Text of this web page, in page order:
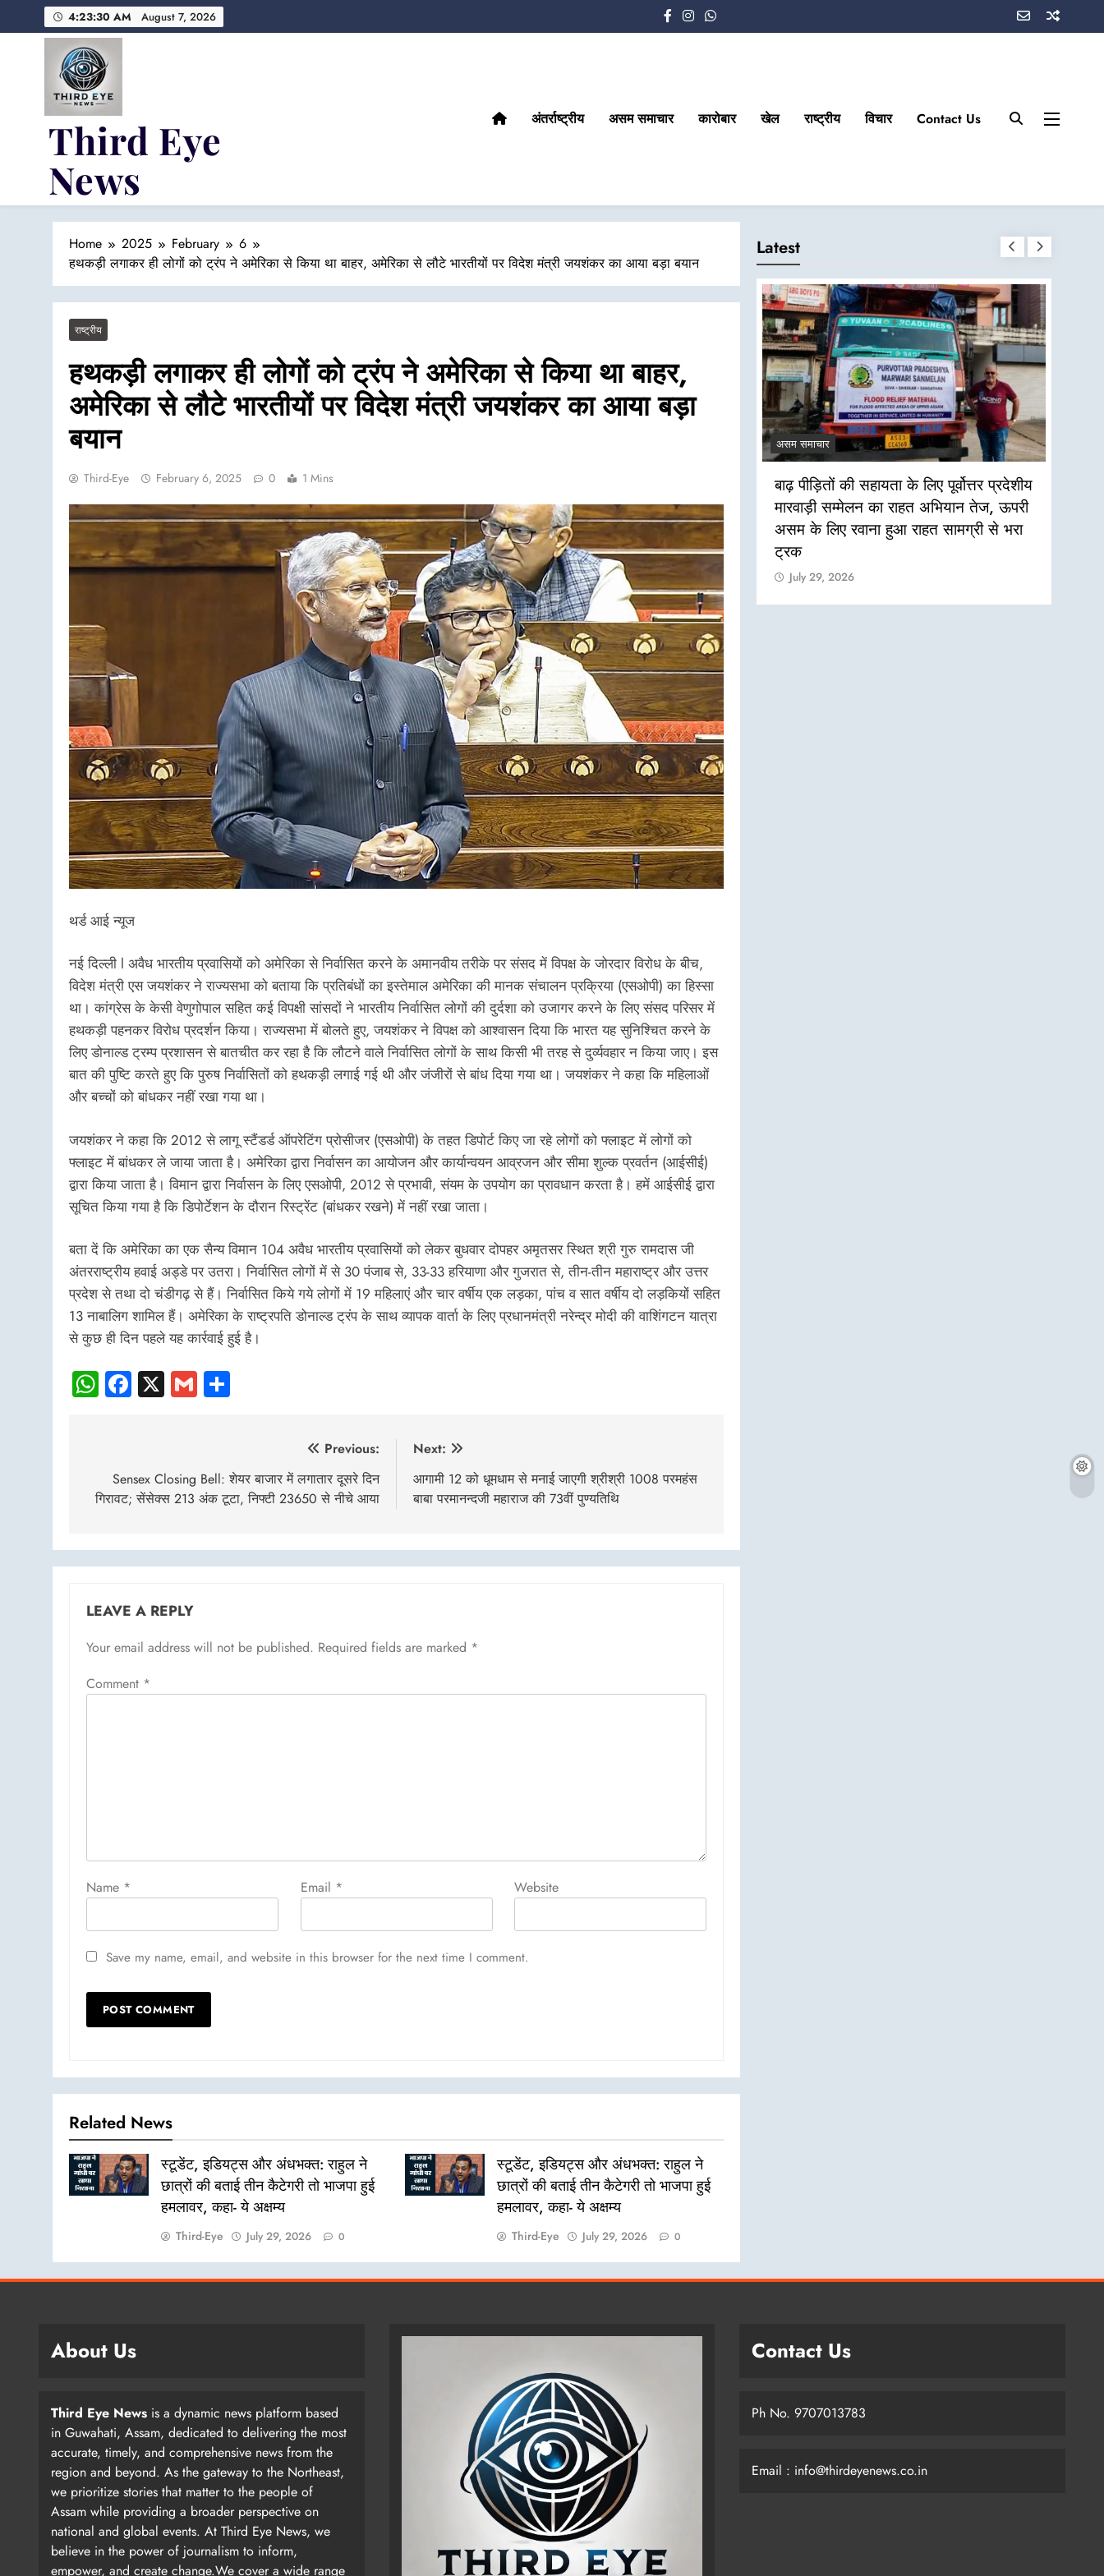
to
4:23:31 AM August 7, 2026
Third Eye
News
अंतर्राष्ट्रीय असम समाचार कारोबार खेल राष्ट्रीय विचार Contact Us
Home 2025 February
6
हथकड़ी लगाकर ही लोगों को ट्रंप ने अमेरिका से किया था बाहर, अमेरिका से लौटे भारतीयों पर विदेश मंत्री जयशंकर का आया बड़ा बयान
राष्ट्रीय
हथकड़ी लगाकर ही लोगों को ट्रंप ने अमेरिका से किया था बाहर,
अमेरिका से लौटे भारतीयों पर विदेश मंत्री जयशंकर का आया बड़ा
बयान
Third-Eye February 6, 2025 0 1 Mins
थर्ड आई न्यूज
नई दिल्ली l अवैध भारतीय प्रवासियों को अमेरिका से निर्वासित करने के अमानवीय तरीके पर संसद में विपक्ष के जोरदार विरोध के बीच,
विदेश मंत्री एस जयशंकर ने राज्यसभा को बताया कि प्रतिबंधों का इस्तेमाल अमेरिका की मानक संचालन प्रक्रिया (एसओपी) का हिस्सा
था। कांग्रेस के केसी वेणुगोपाल सहित कई विपक्षी सांसदों ने भारतीय निर्वासित लोगों की दुर्दशा को उजागर करने के लिए संसद परिसर में
हथकड़ी पहनकर विरोध प्रदर्शन किया। राज्यसभा में बोलते हुए, जयशंकर ने विपक्ष को आश्वासन दिया कि भारत यह सुनिश्चित करने के
लिए डोनाल्ड ट्रम्प प्रशासन से बातचीत कर रहा है कि लौटने वाले निर्वासित लोगों के साथ किसी भी तरह से दुर्व्यवहार न किया जाए। इस
बात की पुष्टि करते हुए कि पुरुष निर्वासितों को हथकड़ी लगाई गई थी और जंजीरों से बांध दिया गया था। जयशंकर ने कहा कि महिलाओं
और बच्चों को बांधकर नहीं रखा गया था।
जयशंकर ने कहा कि 2012 से लागू स्टैंडर्ड ऑपरेटिंग प्रोसीजर (एसओपी) के तहत डिपोर्ट किए जा रहे लोगों को फ्लाइट में लोगों को
फ्लाइट में बांधकर ले जाया जाता है। अमेरिका द्वारा निर्वासन का आयोजन और कार्यान्वयन आव्रजन और सीमा शुल्क प्रवर्तन (आईसीई)
द्वारा किया जाता है। विमान द्वारा निर्वासन के लिए एसओपी, 2012 से प्रभावी, संयम के उपयोग का प्रावधान करता है। हमें आईसीई द्वारा
सूचित किया गया है कि डिपोर्टेशन के दौरान रिस्ट्रेंट (बांधकर रखने) में नहीं रखा जाता।
बता दें कि अमेरिका का एक सैन्य विमान 104 अवैध भारतीय प्रवासियों को लेकर बुधवार दोपहर अमृतसर स्थित श्री गुरु रामदास जी
अंतरराष्ट्रीय हवाई अड्डे पर उतरा। निर्वासित लोगों में से 30 पंजाब से, 33-33 हरियाणा और गुजरात से, तीन-तीन महाराष्ट्र और उत्तर
प्रदेश से तथा दो चंडीगढ़ से हैं। निर्वासित किये गये लोगों में 19 महिलाएं और चार वर्षीय एक लड़का, पांच व सात वर्षीय दो लड़कियों सहित
13 नाबालिग शामिल हैं। अमेरिका के राष्ट्रपति डोनाल्ड ट्रंप के साथ व्यापक वार्ता के लिए प्रधानमंत्री नरेन्द्र मोदी की वाशिंगटन यात्रा
से कुछ ही दिन पहले यह कार्रवाई हुई है।
WhatsApp
Facebook
X Gmail
navigation
Previous:
Sensex Closing Bell: शेयर बाजार में लगातार दूसरे दिन
गिरावट; सेंसेक्स 213 अंक टूटा, निफ्टी 23650 से नीचे आया
Next:
आगामी 12 को धूमधाम से मनाई जाएगी श्रीश्री 1008 परमहंस
बाबा परमानन्दजी महाराज की 73वीं पुण्यतिथि
LEAVE A REPLY
Your email address will not be published. Required fields are marked *
Comment *
Name * Email * Website
Save my name, email, and website in this browser for the next time I comment.
Related News
स्टूडेंट, इडियट्स और अंधभक्त: राहुल ने
छात्रों की बताई तीन कैटेगरी तो भाजपा हुई
हमलावर, कहा- ये अक्षम्य
Third-Eye July 29, 2026 0
स्टूडेंट, इडियट्स और अंधभक्त: राहुल ने
छात्रों की बताई तीन कैटेगरी तो भाजपा हुई
हमलावर, कहा- ये अक्षम्य
Third-Eye July 29, 2026 0
Latest
पेयजल कूलर का उद्घाटन
July 29, 2026
असम समाचार
बाढ़ पीड़ितों की सहायता के लिए पूर्वोत्तर प्रदेशीय
मारवाड़ी सम्मेलन का राहत अभियान तेज, ऊपरी
असम के लिए रवाना हुआ राहत सामग्री से भरा
ट्रक
July 29, 2026
About Us
Third Eye News is a dynamic news platform based
in Guwahati, Assam, dedicated to delivering the most
accurate, timely, and comprehensive news from the
region and beyond. As the gateway to the Northeast,
we prioritize stories that matter to the people of
Assam while providing a broader perspective on
national and global events. At Third Eye News, we
believe in the power of journalism to inform,
empower, and create change.We cover a wide range
Contact Us
Ph No. 9707013783
Email : info@thirdeyenews.co.in